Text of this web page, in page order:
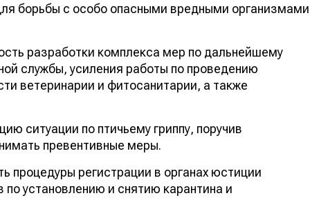
борьбы с особо опасными вредными
разработки комплекса мер по дальнейшему
службы, усиления работы по проведению
ветеринарии и фитосанитарии, а также
ситуации по птичьему гриппу, поручив
превентивные меры.
процедуры регистрации в органах юстиции
установлению и снятию карантина и